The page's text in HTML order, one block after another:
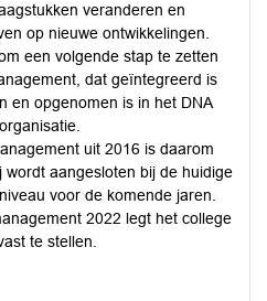
veranderen en
op nieuwe ontwikkelingen.
een volgende stap te zetten
dat geïntegreerd is
en opgenomen is in het DNA
uit 2016 is daarom
wordt aangesloten bij de huidige
voor de komende jaren.
2022 legt het college
te stellen.